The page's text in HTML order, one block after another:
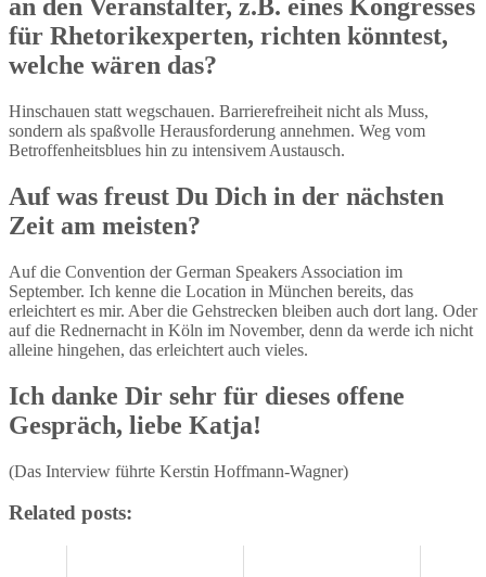
an den Veranstalter, z.B. eines Kongresses
für Rhetorikexperten, richten könntest,
welche wären das?
Hinschauen statt wegschauen. Barrierefreiheit nicht als Muss,
sondern als spaßvolle Herausforderung annehmen. Weg vom
Betroffenheitsblues hin zu intensivem Austausch.
Auf was freust Du Dich in der nächsten
Zeit am meisten?
Auf die Convention der German Speakers Association im
September. Ich kenne die Location in München bereits, das
erleichtert es mir. Aber die Gehstrecken bleiben auch dort lang. Oder
auf die Rednernacht in Köln im November, denn da werde ich nicht
alleine hingehen, das erleichtert auch vieles.
Ich danke Dir sehr für dieses offene
Gespräch, liebe Katja!
(Das Interview führte Kerstin Hoffmann-Wagner)
Related posts: